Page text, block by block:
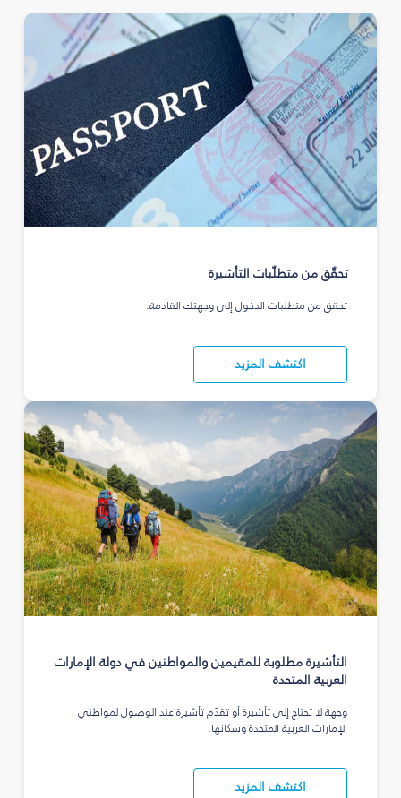
تحقّق من متطلّبات التأشيرة
تحقق من متطلبات الدخول إلى وجهتك القادمة.
اكتشف المزيد
التأشيرة مطلوبة للمقيمين والمواطنين في دولة الإمارات
العربية المتحدة
وجهة لا تحتاج إلى تأشيرة أو تقدّم تأشيرة عند الوصول لمواطني
الإمارات العربية المتحدة وسكانها.
اكتشف المزيد